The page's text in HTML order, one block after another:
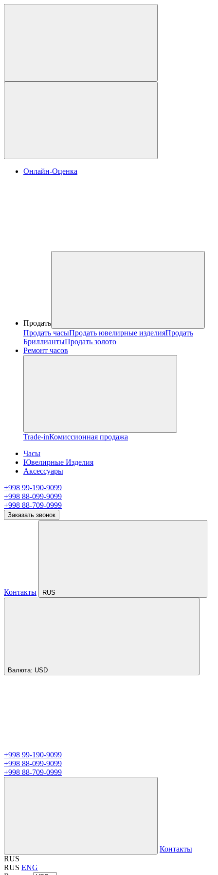
Онлайн-Оценка
Продать
Продать часыПродать ювелирные изделияПродать
БриллиантыПродать золото
Ремонт часов
Trade-inКомиссионная продажа
Часы
Ювелирные Изделия
Аксессуары
+998 99-190-9099
+998 88-099-9099
+998 88-709-0999
Заказать звонок
Контакты RUS
Валюта: USD
+998 99-190-9099
+998 88-099-9099
+998 88-709-0999
Контакты
RUS
RUS ENG